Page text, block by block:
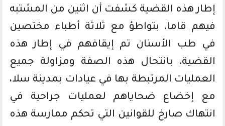
إطار هذه القضية كشفت أن اثنين من المشتبه
فيهم قاما، بتواطؤ مع ثلاثة أطباء مختصين
في طب الأسنان تم إيقافهم في إطار هذه
القضية، بانتحال هذه الصفة ومزاولة جميع
العمليات المرتبطة بها في عيادات بمدينة سلا،
مع إخضاع ضحاياهم لعمليات جراحية في
انتهاك صارخ للقوانين التي تحكم ممارسة هذه